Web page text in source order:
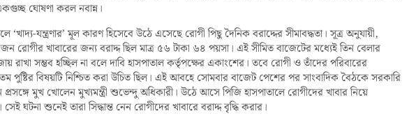
ঘোষণা করল নবান্ন।
যন্ত্রণার’ মূল কারণ হিসেবে উঠে এসেছে রোগী পিছু দৈনিক বরাদ্দের সীমাবদ্ধতা। সূত্র অনুযায়ী,
রোগীর খাবারের জন্য বরাদ্দ ছিল মাত্র ৫৬ টাকা ৬৪ পয়সা। এই সীমিত বাজেটের মধ্যেই তিন বেলার
রাখা সম্ভব হচ্ছিল না বলে দাবি হাসপাতাল কর্তৃপক্ষের একাংশের। তবে রোগী ও তাঁদের পরিবারের
পুষ্টির বিষয়টি নিশ্চিত করা উচিত ছিল। এই আবহে সোমবার বাজেট পেশের পর সাংবাদিক বৈঠকে সরকারি
প্রসঙ্গে মুখ খোলেন মুখ্যমন্ত্রী শুভেন্দু অধিকারী। উঠে আসে পিজি হাসপাতালে রোগীদের খাবার নিয়ে
ঘটনা শুনেই তারা সিদ্ধান্ত নেন রোগীদের খাবারে বরাদ্দ বৃদ্ধি করার।